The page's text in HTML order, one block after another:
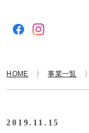
HOME 事業一覧
2019.11.15